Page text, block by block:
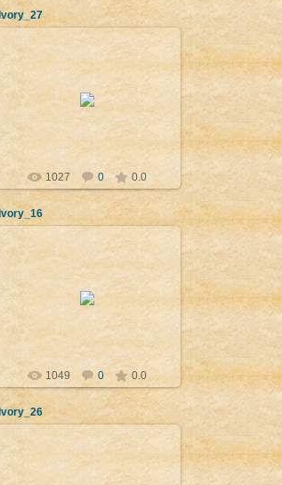
Ivory_27
09.04.2012
Крилат сфинкс (керуб),
финикийски стил- VIII в. пр. н.е.
Нимруд (Калху). Лондон, British
Museum.
Admin
1027 0 0.0
Ivory_16
09.04.2012
Сфинкс, финикийски стил- VIII-VII
в. пр. н.е. Нумруд (Калху). Лондон,
British Museum
Admin
1049 0 0.0
Ivory_26
09.04.2012
Крилат сфинкс (керуб),